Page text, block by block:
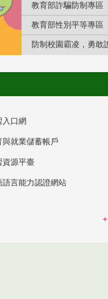
教育部詐騙防制專區
教育部性別平等專區
入口網
與就業儲蓄帳戶
資源平臺
語言能力認證網站